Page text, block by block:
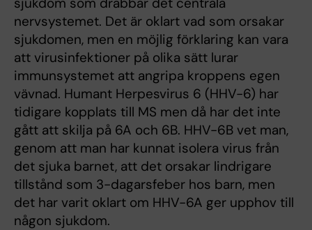
nervsystemet. Det är oklart vad som orsakar
sjukdomen, men en möjlig förklaring kan vara
att virusinfektioner på olika sätt lurar
immunsystemet att angripa kroppens egen
vävnad. Humant Herpesvirus 6 (HHV-6) har
tidigare kopplats till MS men då har det inte
gått att skilja på 6A och 6B. HHV-6B vet man,
genom att man har kunnat isolera virus från
det sjuka barnet, att det orsakar lindrigare
tillstånd som 3-dagarsfeber hos barn, men
det har varit oklart om HHV-6A ger upphov till
någon sjukdom.